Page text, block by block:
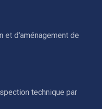
et d'aménagement de
technique par